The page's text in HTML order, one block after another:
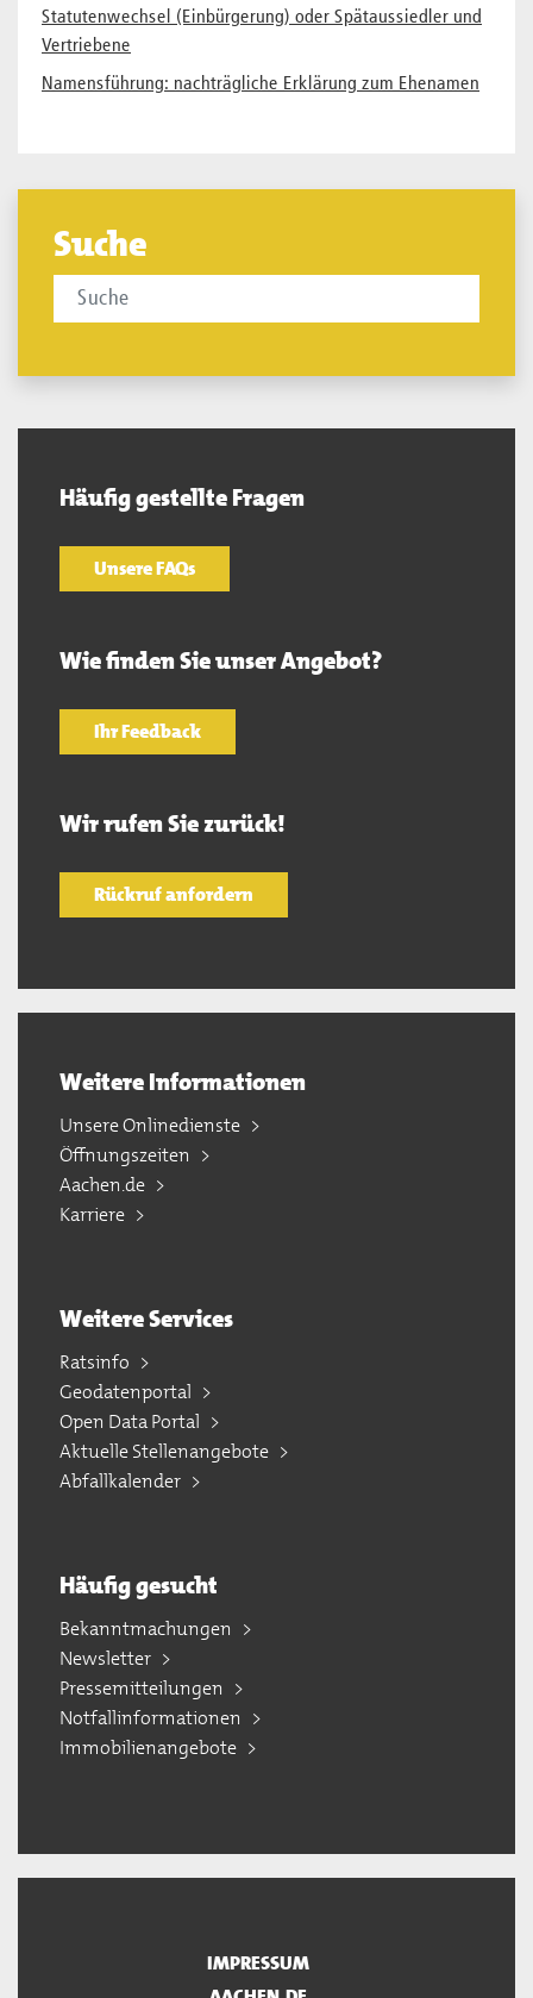
Statutenwechsel (Einbürgerung) oder Spätaussiedler und
Vertriebene
Namensführung: nachträgliche Erklärung zum Ehenamen
Suche
Häufig gestellte Fragen
Unsere FAQs
Wie finden Sie unser Angebot?
Ihr Feedback
Wir rufen Sie zurück!
Rückruf anfordern
Weitere Informationen
Unsere Onlinedienste
Öffnungszeiten
Aachen.de
Karriere
Weitere Services
Ratsinfo
Geodatenportal
Open Data Portal
Aktuelle Stellenangebote
Abfallkalender
Häufig gesucht
Bekanntmachungen
Newsletter
Pressemitteilungen
Notfallinformationen
Immobilienangebote
IMPRESSUM